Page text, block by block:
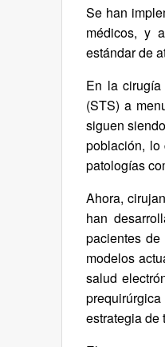
Se han
médicos, y
estándar de
En la
(STS) a
siguen
población, lo
patologías
Ahora,
han
pacientes
modelos
salud
estrategia de